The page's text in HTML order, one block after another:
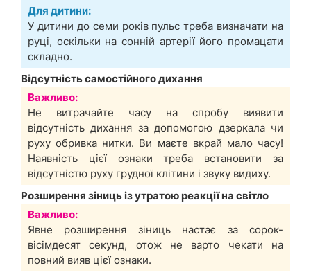
Для дитини:
У дитини до семи років пульс треба визначати на
руці, оскільки на сонній артерії його промацати
складно.
Відсутність самостійного дихання
Важливо:
Не витрачайте часу на спробу виявити
відсутність дихання за допомогою дзеркала чи
руху обривка нитки. Ви маєте вкрай мало часу!
Наявність цієї ознаки треба встановити за
відсутністю руху грудної клітини і звуку видиху.
Розширення зіниць із утратою реакції на світло
Важливо:
Явне розширення зіниць настає за сорок-
вісімдесят секунд, отож не варто чекати на
повний вияв цієї ознаки.